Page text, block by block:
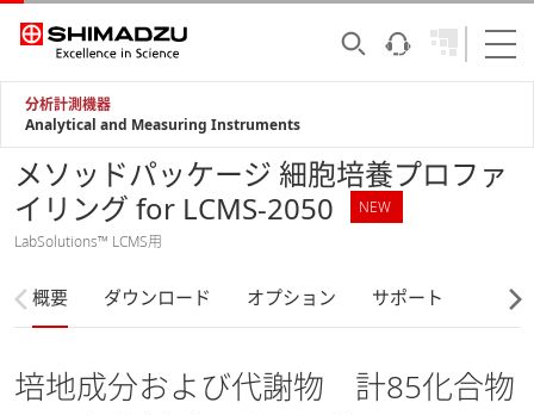
分析計測機器
Analytical and Measuring Instruments
メソッドパッケージ 細胞培養プロファ
イリング for LCMS-2050
NEW
LabSolutions™ LCMS用
概要 ダウンロード オプション サポート
培地成分および代謝物 計85化合物